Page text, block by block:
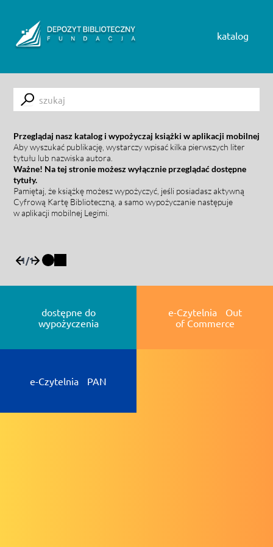
katalog
Submit
Przeglądaj nasz katalog i wypożyczaj książki w aplikacji mobilnej
Aby wyszukać publikację, wystarczy wpisać kilka pierwszych liter
tytułu lub nazwiska autora.
Ważne! Na tej stronie możesz wyłącznie przeglądać dostępne
tytuły.
Pamiętaj, że książkę możesz wypożyczyć, jeśli posiadasz aktywną
Cyfrową Kartę Biblioteczną, a samo wypożyczanie następuje
w aplikacji mobilnej Legimi.
1/1
dostępne do
wypożyczenia
e-Czytelnia Out
of Commerce
e-Czytelnia PAN